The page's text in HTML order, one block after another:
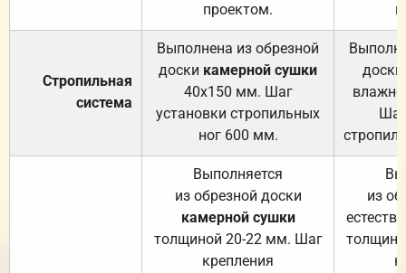
проектом.
Стропильная
система
Выполнена из обрезной
доски камерной сушки
40х150 мм. Шаг
установки стропильных
ног 600 мм.
доски
Выполняется
из обрезной доски
камерной сушки
толщиной 20-22 мм. Шаг
крепления
из